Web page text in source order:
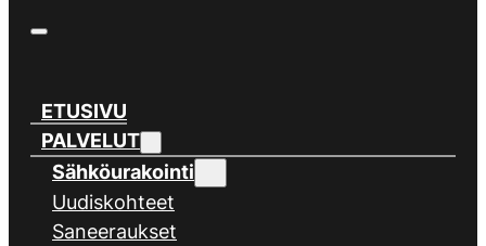
ETUSIVU
PALVELUT
Sähköurakointi
Uudiskohteet
Saneeraukset